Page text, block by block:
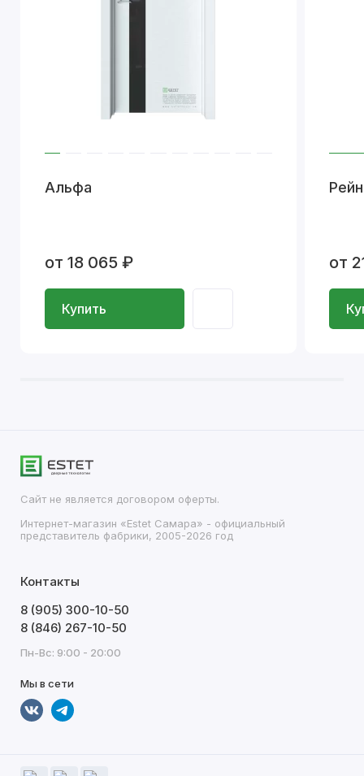
Альфа
от 18 065 ₽
Купить
Рейн
от
Сайт не является договором оферты.
Интернет-магазин «Estet Самара» - официальный
представитель фабрики, 2005-2026 год
Контакты
8 (905) 300-10-50
8 (846) 267-10-50
Пн-Вс: 9:00 - 20:00
Мы в сети